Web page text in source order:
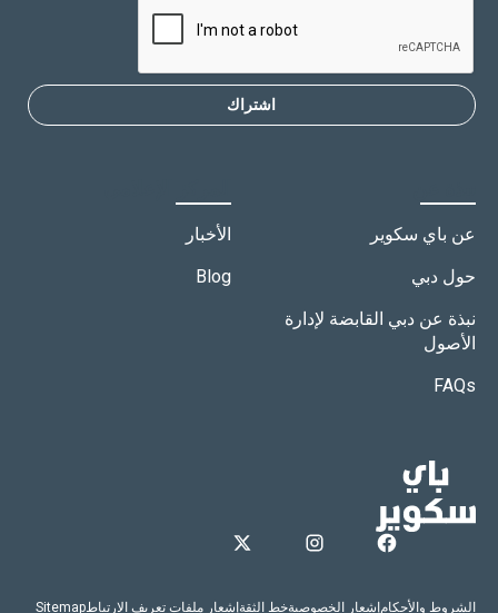
عن باي سكوير
حول دبي
نبذة عن دبي القابضة لإدارة
الأصول
FAQs
الأخبار
Blog
الشروط والأحكام إشعار الخصوصيةخط الثقة إشعار ملفات تعريف الارتباطSitemap